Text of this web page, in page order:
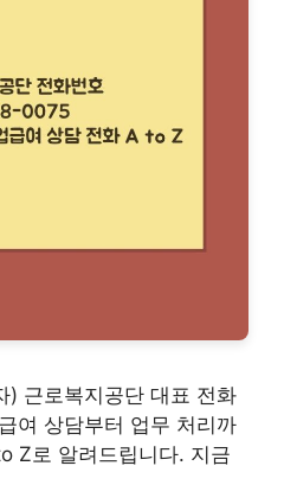
근로복지공단 대표 전화
여 상담부터 업무 처리까
Z로 알려드립니다. 지금